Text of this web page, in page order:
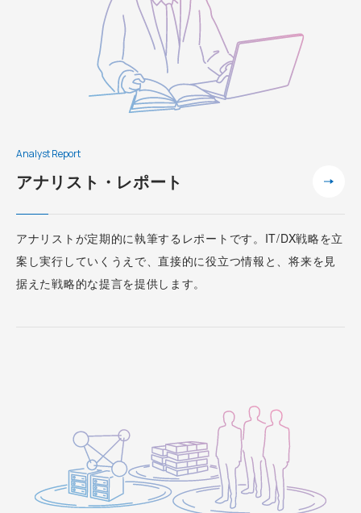
Analyst Report
アナリスト・レポート
アナリストが定期的に執筆するレポートです。IT/DX戦略を立
案し実行していくうえで、直接的に役立つ情報と、将来を見
据えた戦略的な提言を提供します。